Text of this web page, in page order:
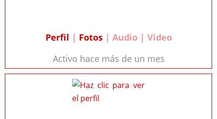
Perfil | Fotos| Audio | Video
Activo hace más de un mes